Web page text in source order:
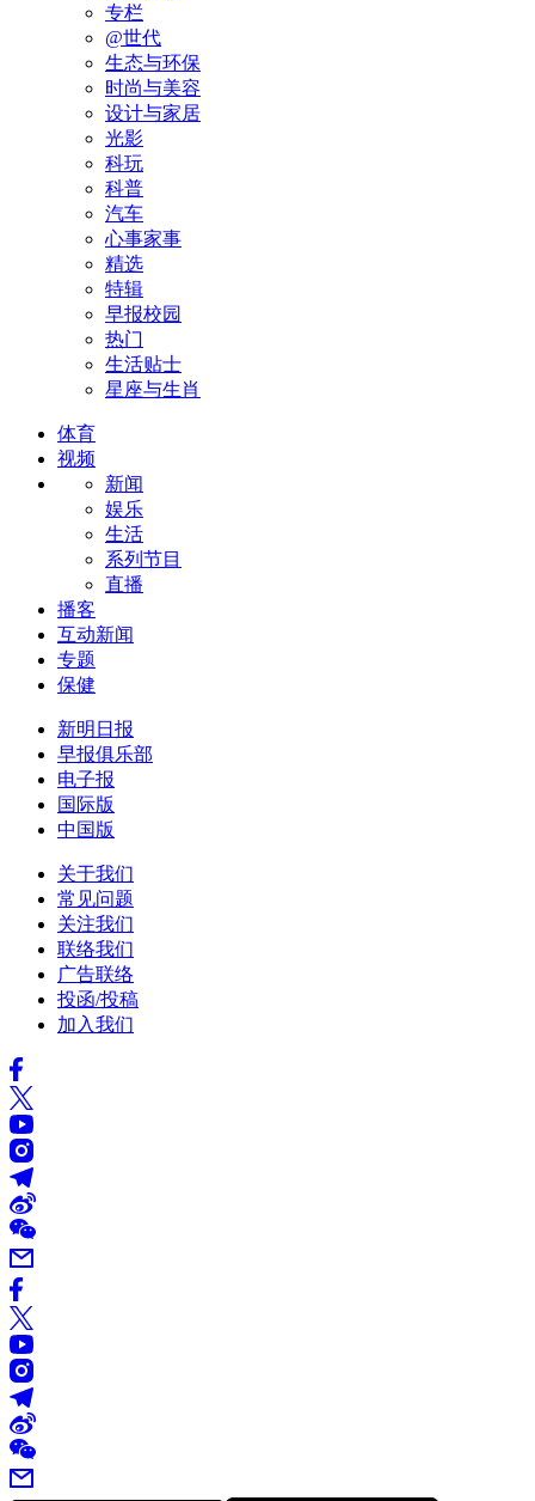
专栏
@世代
生态与环保
时尚与美容
设计与家居
光影
科玩
科普
汽车
心事家事
精选
特辑
早报校园
热门
生活贴士
星座与生肖
体育
视频
新闻
娱乐
生活
系列节目
直播
播客
互动新闻
专题
保健
新明日报
早报俱乐部
电子报
国际版
中国版
关于我们
常见问题
关注我们
联络我们
广告联络
投函/投稿
加入我们